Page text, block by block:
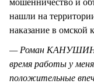
нашли на
наказание в омской
— Роман КАНУШИН —
время работы у
положительные